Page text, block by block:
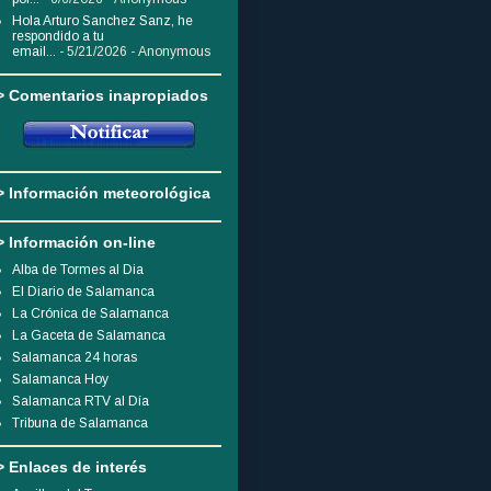
Hola Arturo Sanchez Sanz, he
respondido a tu
email... - 5/21/2026 - Anonymous
Comentarios inapropiados
Información meteorológica
Información on-line
Alba de Tormes al Dia
El Diario de Salamanca
La Crónica de Salamanca
La Gaceta de Salamanca
Salamanca 24 horas
Salamanca Hoy
Salamanca RTV al Día
Tribuna de Salamanca
Enlaces de interés